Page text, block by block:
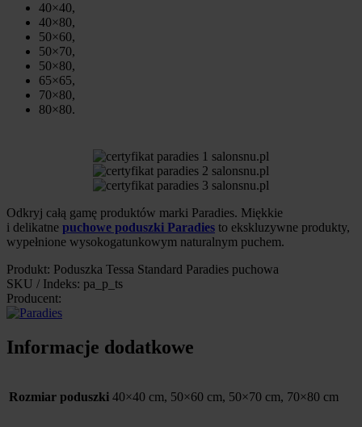
40×40,
40×80,
50×60,
50×70,
50×80,
65×65,
70×80,
80×80.
Odkryj całą gamę produktów marki Paradies. Miękkie
i delikatne puchowe poduszki Paradies to ekskluzywne produkty,
wypełnione wysokogatunkowym naturalnym puchem.
Produkt: Poduszka Tessa Standard Paradies puchowa
SKU / Indeks: pa_p_ts
Producent:
Informacje dodatkowe
Rozmiar poduszki 40×40 cm, 50×60 cm, 50×70 cm, 70×80 cm